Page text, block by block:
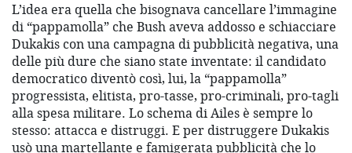
L’idea era quella che bisognava cancellare l’immagine
di “pappamolla” che Bush aveva addosso e schiacciare
Dukakis con una campagna di pubblicità negativa, una
delle più dure che siano state inventate: il candidato
democratico diventò così, lui, la “pappamolla”
progressista, elitista, pro-tasse, pro-criminali, pro-tagli
alla spesa militare. Lo schema di Ailes è sempre lo
stesso: attacca e distruggi. E per distruggere Dukakis
usò una martellante e famigerata pubblicità che lo